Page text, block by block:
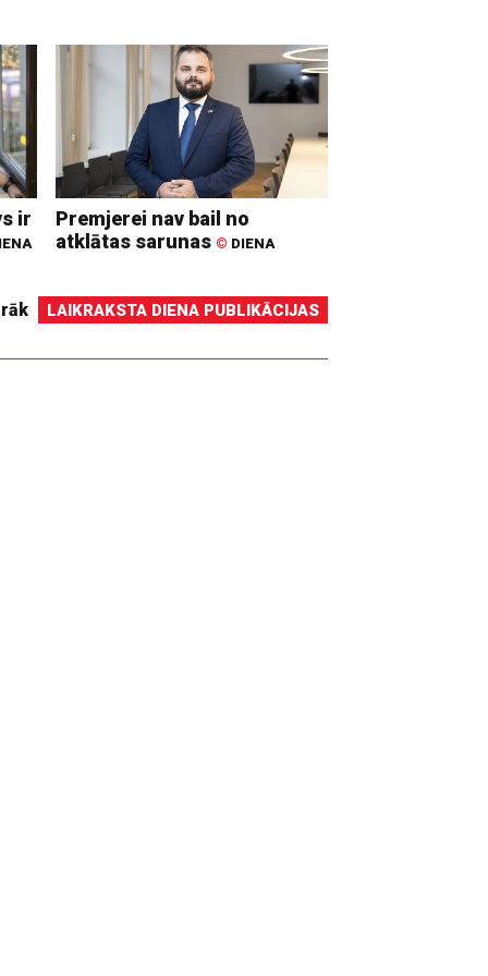
ir
Premjerei nav bail no
atklātas sarunas © DIENA
LAIKRAKSTA DIENA PUBLIKĀCIJAS